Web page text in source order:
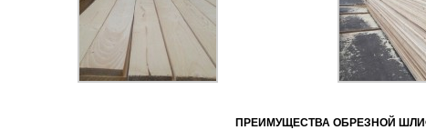
ПРЕИМУЩЕСТВА ОБРЕЗНОЙ